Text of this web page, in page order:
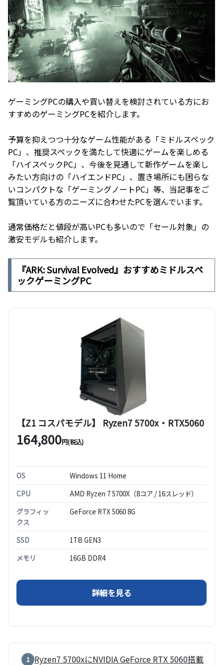
ゲーミングPCの購入や買い替えを検討されている方にお
すすめのゲーミングPCを紹介します。
予算を抑えつつ十分なゲーム性能がある「ミドルスペック
PC」、推奨スペックを満たして快適にゲームを楽しめる
「ハイスペックPC」、今後を見通して新作ゲームを楽し
みたい方向けの「ハイエンドPC」、置き場所にも困らな
いコンパクトな「ゲーミングノートPC」等、当記事をご
覧頂いている方のニーズに合わせたPCを選んでいます。
通常価格だと値段が高いPCも多いので「セール対象」の
激安モデルも紹介します。
『ARK: Survival Evolved』おすすめミドルスペ
ックゲーミングPC
【Z1 コスパモデル】 Ryzen7 5700x・RTX5060
164,800円(税込)
OS
Windows 11 Home
CPU
AMD Ryzen 7 5700X（8コア / 16スレッド）
グラフィッ
クス
GeForce RTX 5060 8G
SSD
1TB GEN3
メモリ
16GB DDR4
詳細を見る
1 Ryzen7 5700xにNVIDIA GeForce RTX 5060搭載